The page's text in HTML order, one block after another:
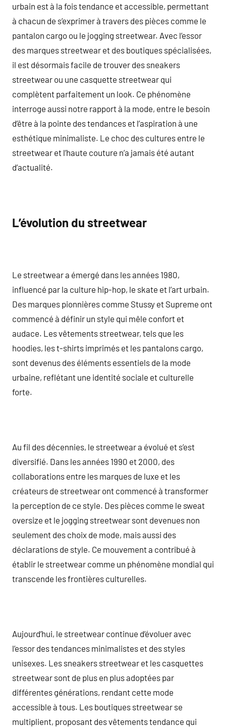
urbain est à la fois tendance et accessible, permettant
à chacun de s’exprimer à travers des pièces comme le
pantalon cargo ou le jogging streetwear. Avec l’essor
des marques streetwear et des boutiques spécialisées,
il est désormais facile de trouver des sneakers
streetwear ou une casquette streetwear qui
complètent parfaitement un look. Ce phénomène
interroge aussi notre rapport à la mode, entre le besoin
d’être à la pointe des tendances et l’aspiration à une
esthétique minimaliste. Le choc des cultures entre le
streetwear et l’haute couture n’a jamais été autant
d’actualité.
L’évolution du streetwear
Le streetwear a émergé dans les années 1980,
influencé par la culture hip-hop, le skate et l’art urbain.
Des marques pionnières comme Stussy et Supreme ont
commencé à définir un style qui mêle confort et
audace. Les vêtements streetwear, tels que les
hoodies, les t-shirts imprimés et les pantalons cargo,
sont devenus des éléments essentiels de la mode
urbaine, reflétant une identité sociale et culturelle
forte.
Au fil des décennies, le streetwear a évolué et s’est
diversifié. Dans les années 1990 et 2000, des
collaborations entre les marques de luxe et les
créateurs de streetwear ont commencé à transformer
la perception de ce style. Des pièces comme le sweat
oversize et le jogging streetwear sont devenues non
seulement des choix de mode, mais aussi des
déclarations de style. Ce mouvement a contribué à
établir le streetwear comme un phénomène mondial qui
transcende les frontières culturelles.
Aujourd’hui, le streetwear continue d’évoluer avec
l’essor des tendances minimalistes et des styles
unisexes. Les sneakers streetwear et les casquettes
streetwear sont de plus en plus adoptées par
différentes générations, rendant cette mode
accessible à tous. Les boutiques streetwear se
multiplient, proposant des vêtements tendance qui